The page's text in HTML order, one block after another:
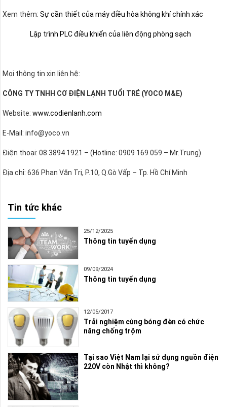
Xem thêm: Sự cần thiết của máy điều hòa không khí chính xác
Lập trình PLC điều khiển của liên động phòng sạch
Mọi thông tin xin liên hệ:
CÔNG TY TNHH CƠ ĐIỆN LẠNH TUỔI TRẺ (YOCO M&E)
Website: www.codienlanh.com
E-Mail: info@yoco.vn
Điện thoại: 08 3894 1921 – (Hotline: 0909 169 059 – Mr.Trung)
Địa chỉ: 636 Phan Văn Trị, P.10, Q.Gò Vấp – Tp. Hồ Chí Minh
Tin tức khác
25/12/2025
Thông tin tuyển dụng
09/09/2024
Thông tin tuyển dụng
12/05/2017
Trải nghiệm cùng bóng đèn có chức
năng chống trộm
Tại sao Việt Nam lại sử dụng nguồn điện
220V còn Nhật thì không?